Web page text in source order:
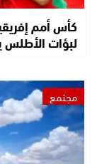
لبؤات الأطلس
مجتمع